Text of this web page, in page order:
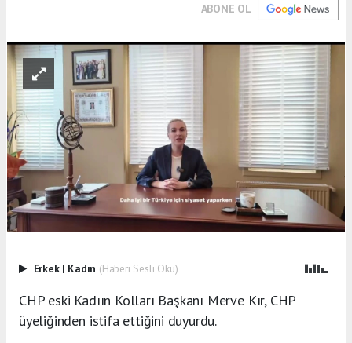
ABONE OL
Erkek | Kadın (Haberi Sesli Oku)
CHP eski Kadıın Kolları Başkanı Merve Kır, CHP
üyeliğinden istifa ettiğini duyurdu.